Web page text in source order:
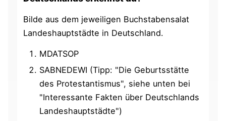
Bilde aus dem jeweiligen Buchstabensalat
Landeshauptstädte in Deutschland.
MDATSOP
SABNEDEWI (Tipp: "Die Geburtsstätte
des Protestantismus", siehe unten bei
"Interessante Fakten über Deutschlands
Landeshauptstädte")